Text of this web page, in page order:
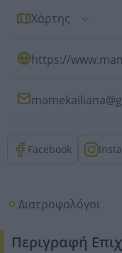
Χάρτης
https://
Facebook
Διατροφολόγοι
Περιγραφή